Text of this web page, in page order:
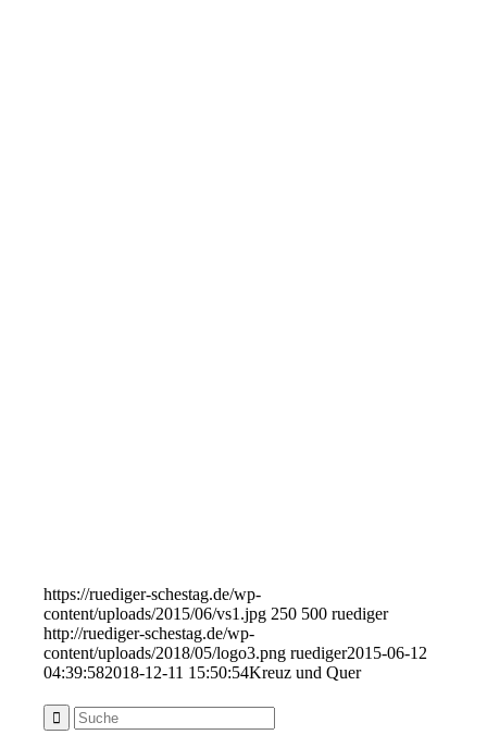
https://ruediger-schestag.de/wp-
content/uploads/2015/06/vs1.jpg 250 500 ruediger
http://ruediger-schestag.de/wp-
content/uploads/2018/05/logo3.png ruediger2015-06-12
04:39:582018-12-11 15:50:54Kreuz und Quer